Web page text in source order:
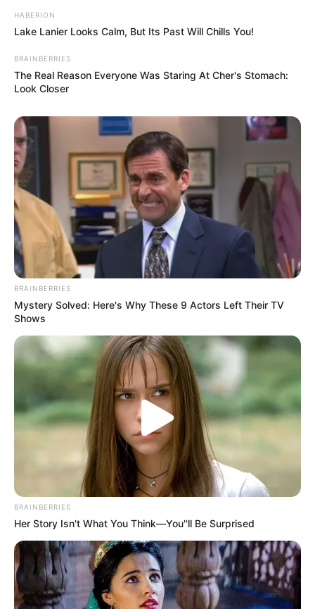
HABERION
Lake Lanier Looks Calm, But Its Past Will Chills You!
BRAINBERRIES
The Real Reason Everyone Was Staring At Cher's Stomach:
Look Closer
BRAINBERRIES
Mystery Solved: Here's Why These 9 Actors Left Their TV
Shows
BRAINBERRIES
Her Story Isn't What You Think—You''ll Be Surprised